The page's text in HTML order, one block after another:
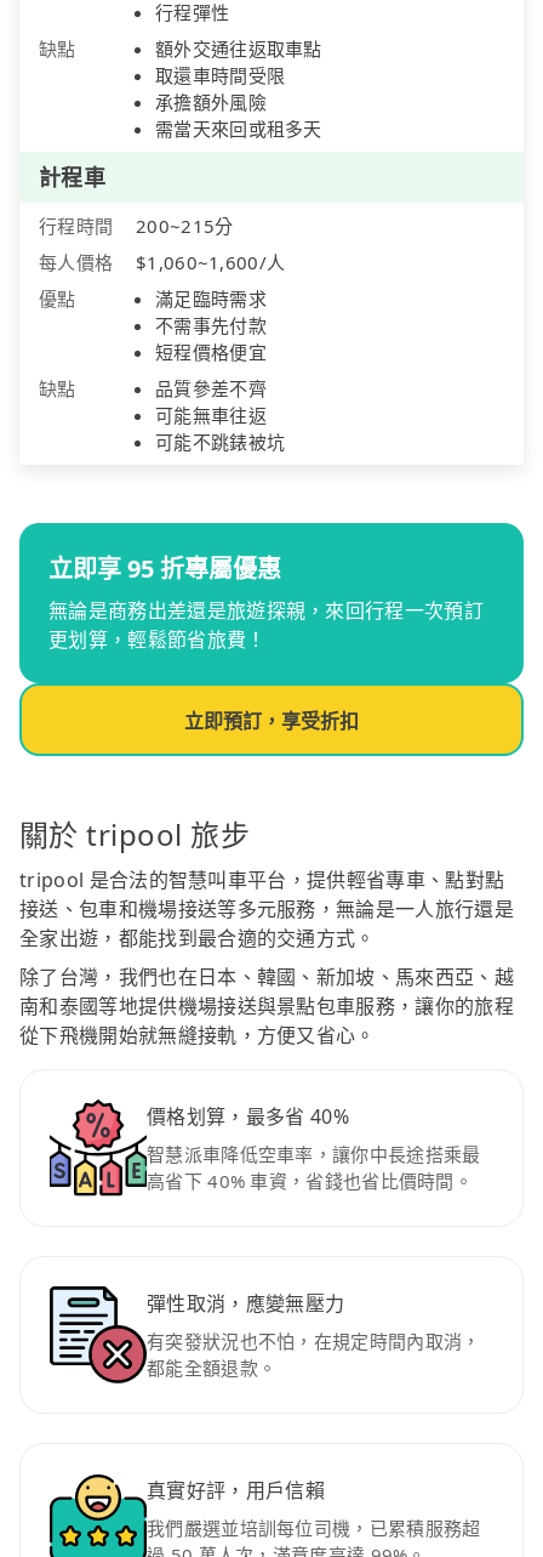
行程彈性
缺點
額外交通往返取車點
取還車時間受限
承擔額外風險
需當天來回或租多天
計程車
行程時間
200~215分
每人價格
$1,060~1,600/人
優點
滿足臨時需求
不需事先付款
短程價格便宜
缺點
品質參差不齊
可能無車往返
可能不跳錶被坑
立即享 95 折專屬優惠
無論是商務出差還是旅遊探親，來回行程一次預訂
更划算，輕鬆節省旅費！
立即預訂，享受折扣
關於 tripool 旅步
tripool 是合法的智慧叫車平台，提供輕省專車、點對點
接送、包車和機場接送等多元服務，無論是一人旅行還是
全家出遊，都能找到最合適的交通方式。
除了台灣，我們也在日本、韓國、新加坡、馬來西亞、越
南和泰國等地提供機場接送與景點包車服務，讓你的旅程
從下飛機開始就無縫接軌，方便又省心。
價格划算，最多省 40%
智慧派車降低空車率，讓你中長途搭乘最
高省下 40% 車資，省錢也省比價時間。
彈性取消，應變無壓力
有突發狀況也不怕，在規定時間內取消，
都能全額退款。
真實好評，用戶信賴
我們嚴選並培訓每位司機，已累積服務超